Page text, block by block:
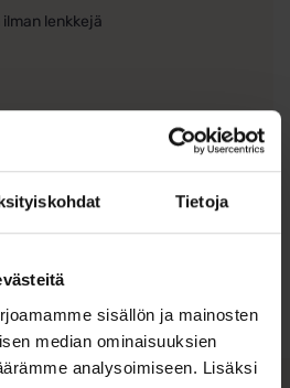
Tietoja
sisällön ja mainosten
median ominaisuuksien
analysoimiseen. Lisäksi
lenkkejä